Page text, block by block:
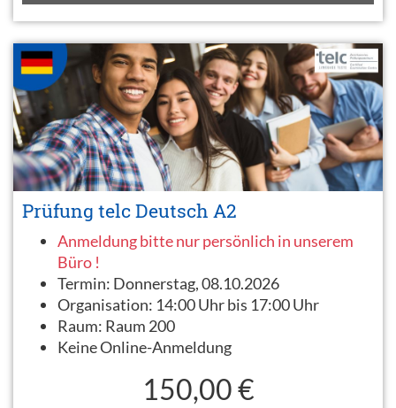
Prüfung telc Deutsch A2
Anmeldung bitte nur persönlich in unserem
Büro !
Termin: Donnerstag, 08.10.2026
Organisation: 14:00 Uhr bis 17:00 Uhr
Raum: Raum 200
Keine Online-Anmeldung
150,00 €